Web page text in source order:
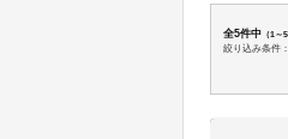
全5件中（1～5
絞り込み条件：